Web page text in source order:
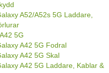
A52/A52s 5G Laddare,
5G
A42 5G Fodral
A42 5G Skal
A42 5G Laddare, Kablar &